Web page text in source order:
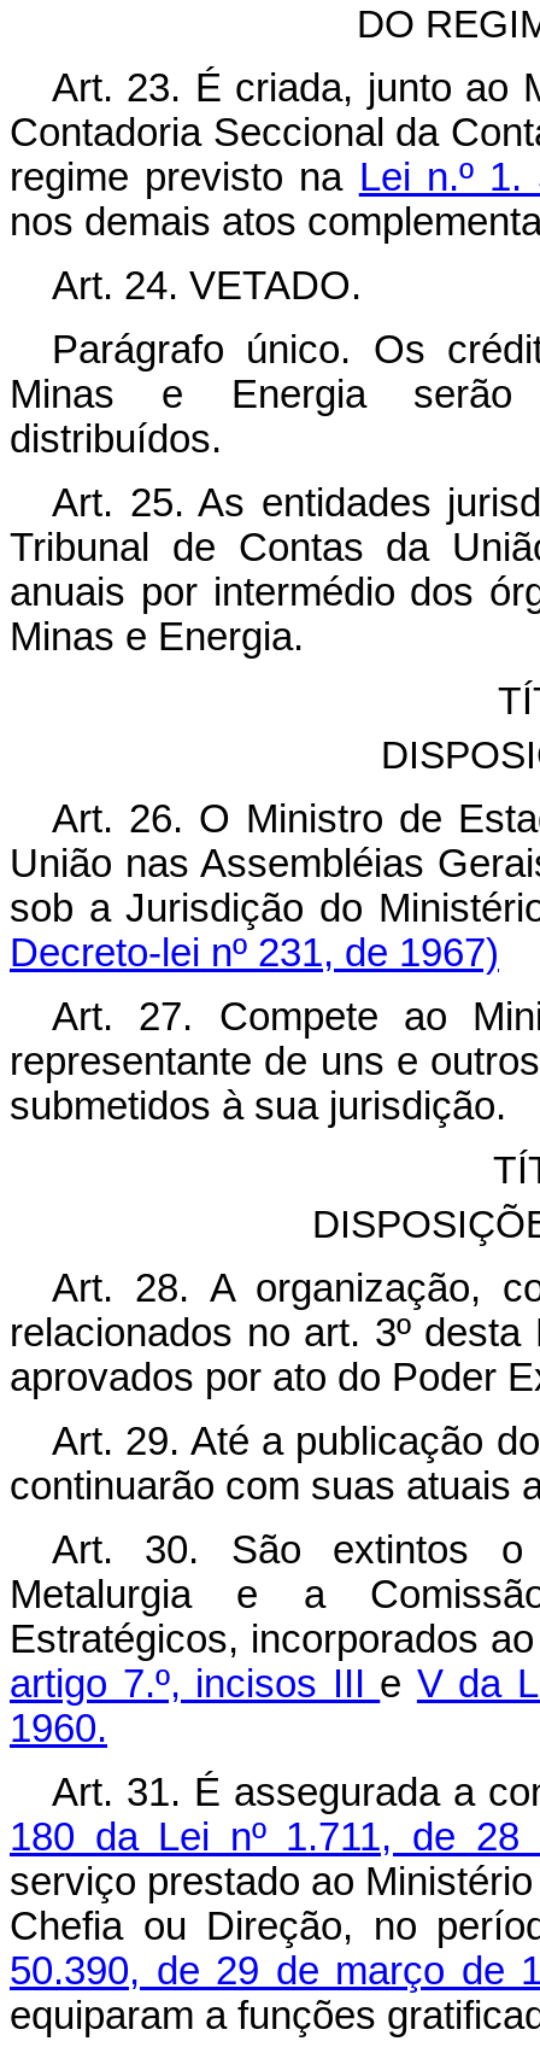
DO
Art. 23. É criada, junto ao
Contadoria Seccional da
regime previsto na Lei n.º
nos demais atos
Art. 24. VETADO.
Parágrafo único. Os
Minas e Energia serão
distribuídos.
Art. 25. As entidades
Tribunal de Contas da
anuais por intermédio dos
Minas e Energia.
Art. 26. O Ministro de
União nas Assembléias
sob a Jurisdição do
Decreto-lei nº 231, de 1967)
Art. 27. Compete ao
representante de uns e
submetidos à sua jurisdição.
Art. 28. A organização,
relacionados no art. 3º
aprovados por ato do Poder
Art. 29. Até a publicação
continuarão com suas atuais
Art. 30. São extintos o
Metalurgia e a
Estratégicos, incorporados
artigo 7.º, incisos III e V da
1960.
Art. 31. É assegurada a
180 da Lei nº 1.711, de 28
serviço prestado ao
Chefia ou Direção, no
50.390, de 29 de março de
equiparam a funções